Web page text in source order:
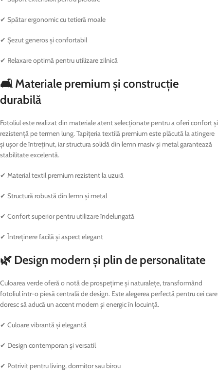
✔ Spătar ergonomic cu tetieră moale
✔ Șezut generos și confortabil
✔ Relaxare optimă pentru utilizare zilnică
🛋️ Materiale premium și construcție
durabilă
Fotoliul este realizat din materiale atent selecționate pentru a oferi confort și
rezistență pe termen lung. Tapițeria textilă premium este plăcută la atingere
și ușor de întreținut, iar structura solidă din lemn masiv și metal garantează
stabilitate excelentă.
✔ Material textil premium rezistent la uzură
✔ Structură robustă din lemn și metal
✔ Confort superior pentru utilizare îndelungată
✔ Întreținere facilă și aspect elegant
🌿 Design modern și plin de personalitate
Culoarea verde oferă o notă de prospețime și naturalețe, transformând
fotoliul într-o piesă centrală de design. Este alegerea perfectă pentru cei care
doresc să aducă un accent modern și energic în locuință.
✔ Culoare vibrantă și elegantă
✔ Design contemporan și versatil
✔ Potrivit pentru living, dormitor sau birou